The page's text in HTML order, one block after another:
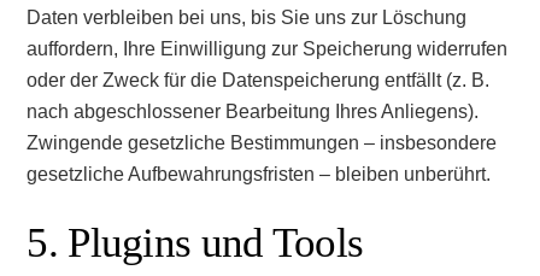
Daten verbleiben bei uns, bis Sie uns zur Löschung
auffordern, Ihre Einwilligung zur Speicherung widerrufen
oder der Zweck für die Datenspeicherung entfällt (z. B.
nach abgeschlossener Bearbeitung Ihres Anliegens).
Zwingende gesetzliche Bestimmungen – insbesondere
gesetzliche Aufbewahrungsfristen – bleiben unberührt.
5. Plugins und Tools